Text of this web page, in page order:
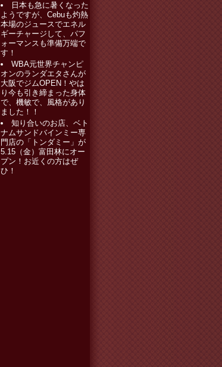
日本も急に暑くなった
ようですが、Cebuも灼熱
本場のジュースでエネル
ギーチャージして、パフ
ォーマンスも準備万端で
す！
WBA元世界チャンピ
オンのランダエタさんが
大阪でジムOPEN！やは
り今も引き締まった身体
で、機敏で、風格があり
ました！！
知り合いのお店、ベト
ナムサンドバインミー専
門店の「トンダミー」が
5.15（金）富田林にオー
プン！お近くの方はぜ
ひ！